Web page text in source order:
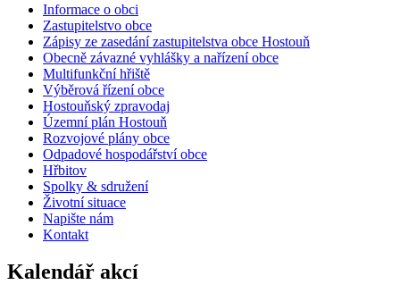
Informace o obci
Zastupitelstvo obce
Zápisy ze zasedání zastupitelstva obce Hostouň
Obecně závazné vyhlášky a nařízení obce
Multifunkční hřiště
Výběrová řízení obce
Hostouňský zpravodaj
Územní plán Hostouň
Rozvojové plány obce
Odpadové hospodářství obce
Hřbitov
Spolky & sdružení
Životní situace
Napište nám
Kontakt
Kalendář akcí